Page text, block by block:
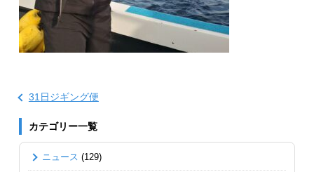
31日ジギング便
カテゴリー一覧
ニュース (129)